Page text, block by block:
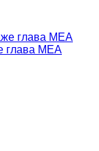
глава МЕА